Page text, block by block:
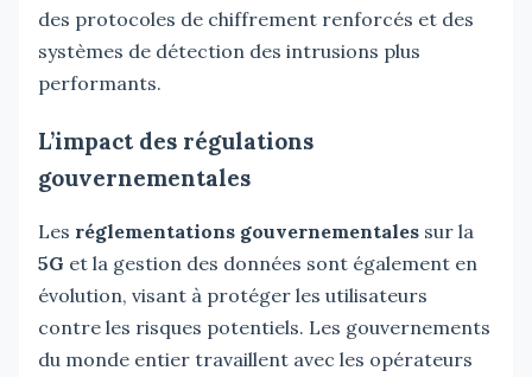
des protocoles de chiffrement renforcés et des
systèmes de détection des intrusions plus
performants.
L’impact des régulations
gouvernementales
Les réglementations gouvernementales sur la
5G et la gestion des données sont également en
évolution, visant à protéger les utilisateurs
contre les risques potentiels. Les gouvernements
du monde entier travaillent avec les opérateurs